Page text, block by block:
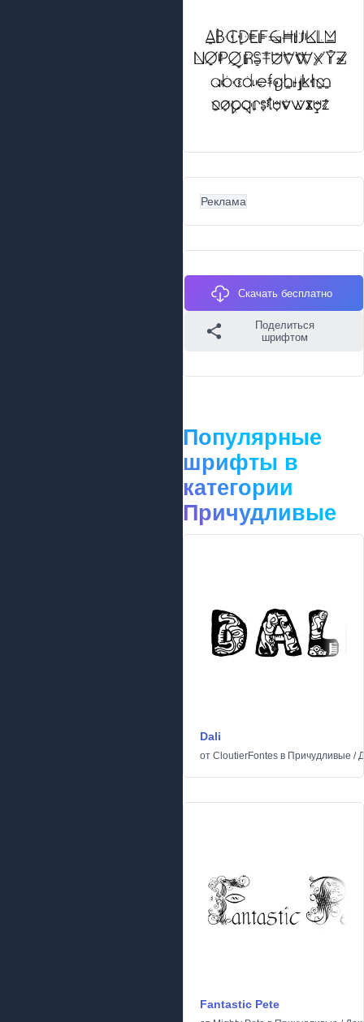
Реклама
Скачать бесплатно
Поделиться
шрифтом
Популярные
шрифты в
категории
Причудливые
Dali
от CloutierFontes в Причудливые /
Fantastic Pete